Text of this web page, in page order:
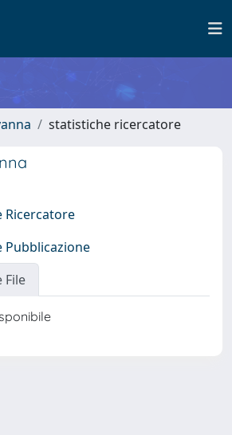
statistiche ricercatore
Ricercatore
Pubblicazione
File